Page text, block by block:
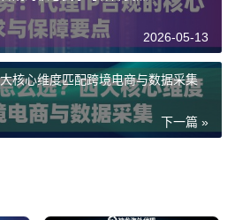
净度。一个庞大的IP池意味着你有
用，避免因单个IP请求过于频繁
是否被目标网站拉入过黑名
保证长期、稳定的采集工作不
准度。
2026-05-13
核心维度匹配跨境电商与数据采集
下一篇 »